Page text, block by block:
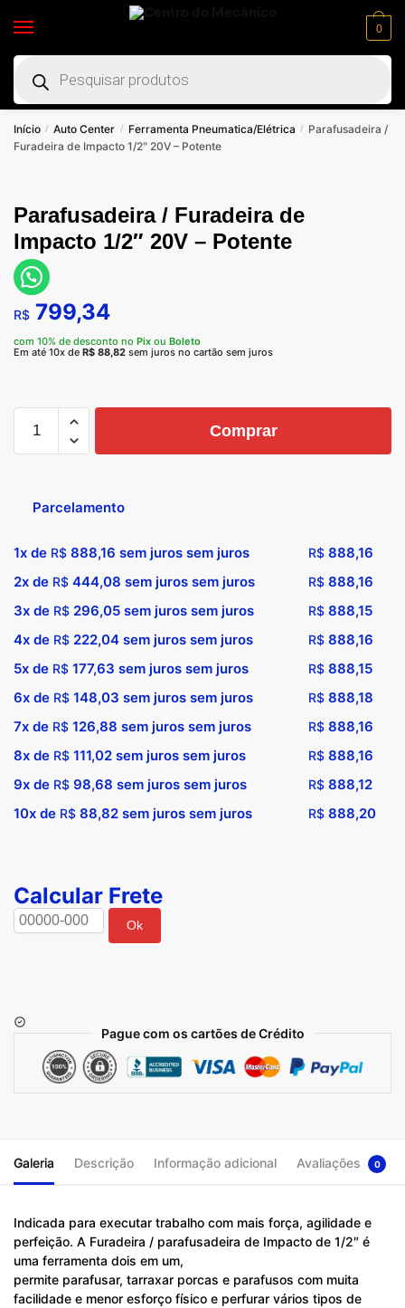
0
Início / Auto Center / Ferramenta Pneumatica/Elétrica /
Parafusadeira /
Furadeira de Impacto 1/2″ 20V – Potente
Parafusadeira / Furadeira de
Impacto 1/2″ 20V – Potente
R$ 799,34
com 10% de desconto no Pix ou Boleto
Em até 10x de R$ 88,82 sem juros no cartão sem juros
Comprar
Parcelamento
1x de R$ 888,16 sem juros sem juros R$ 888,16
2x de R$ 444,08 sem juros sem juros R$ 888,16
3x de R$ 296,05 sem juros sem juros R$ 888,15
4x de R$ 222,04 sem juros sem juros R$ 888,16
5x de R$ 177,63 sem juros sem juros R$ 888,15
6x de R$ 148,03 sem juros sem juros R$ 888,18
7x de R$ 126,88 sem juros sem juros R$ 888,16
8x de R$ 111,02 sem juros sem juros R$ 888,16
9x de R$ 98,68 sem juros sem juros R$ 888,12
10x de R$ 88,82 sem juros sem juros R$ 888,20
Calcular Frete
Ok
Pague com os cartões de Crédito
Galeria Descrição Informação adicional Avaliações 0
Indicada para executar trabalho com mais força, agilidade e
perfeição. A Furadeira / parafusadeira de Impacto de 1/2″ é
uma ferramenta dois em um,
permite parafusar, tarraxar porcas e parafusos com muita
facilidade e menor esforço físico e perfurar vários tipos de